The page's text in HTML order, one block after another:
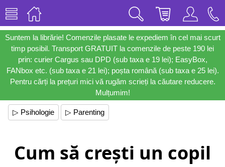
Suntem la librărie! Comenzile plasate le expediem în cel mai scurt
timp posibil. Transport GRATUIT la comenzile de peste 190 lei
prin: curier Cargus sau DPD (sub taxa e 19 lei); EasyBox,
FANbox etc. (sub taxa e 21 lei); poșta română (sub taxa e 25 lei).
Pentru cărți la prețuri mici vă rugăm scrieți la căutare reducere.
Mulțumim!
▷ Psihologie ▷ Parenting
Cum să crești un copil